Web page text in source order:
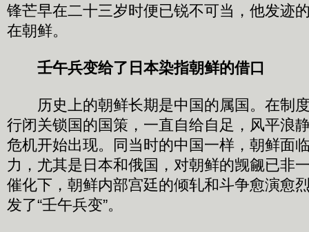
锋芒早在二十三岁时便已锐不可当，他发迹
在朝鲜。
壬午兵变给了日本染指朝鲜的借口
历史上的朝鲜长期是中国的属国。在制
行闭关锁国的国策，一直自给自足，风平浪
危机开始出现。同当时的中国一样，朝鲜面
力，尤其是日本和俄国，对朝鲜的觊觎已非
催化下，朝鲜内部宫廷的倾轧和斗争愈演愈
发了“壬午兵变”。